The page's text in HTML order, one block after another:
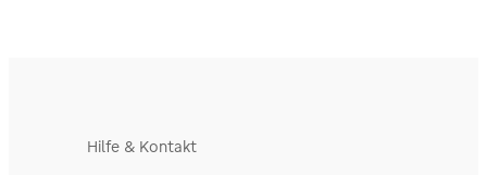
Hilfe & Kontakt